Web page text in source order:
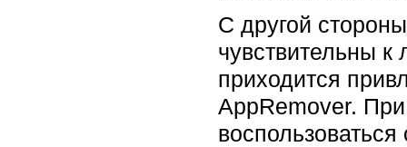
С другой
чувствительны
приходится
AppRemover.